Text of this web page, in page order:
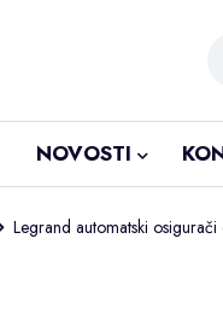
NOVOSTI
Legrand automatski